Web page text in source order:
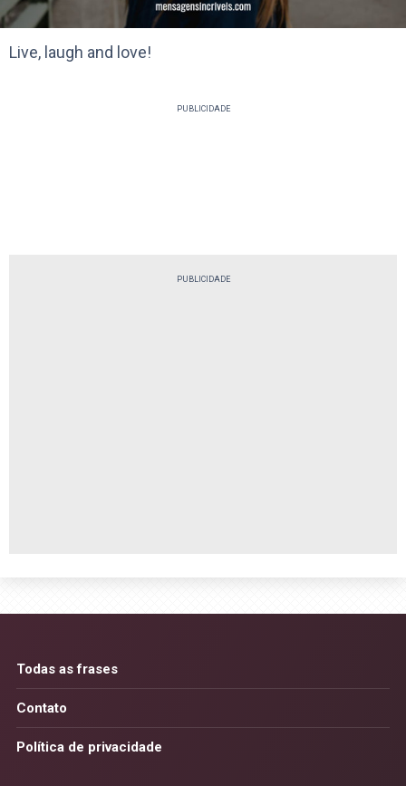
Live, laugh and love!
PUBLICIDADE
PUBLICIDADE
Todas as frases
Contato
Política de privacidade